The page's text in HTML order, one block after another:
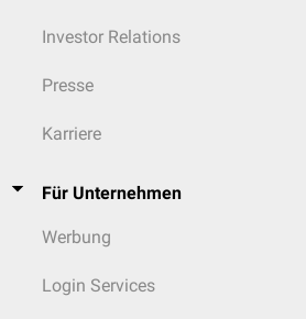
Investor Relations
Presse
Karriere
Für Unternehmen
Werbung
Login Services